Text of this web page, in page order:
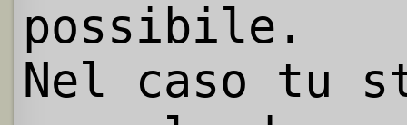
possibile.
Nel caso tu